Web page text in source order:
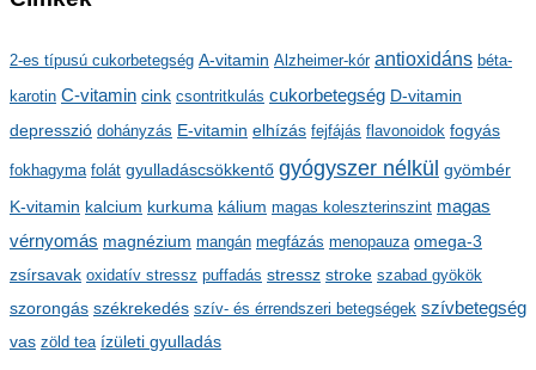
c
í
v
u
m
2-es típusú cukorbetegség A-vitamin Alzheimer-kór antioxidáns béta-
karotin C-vitamin cink csontritkulás cukorbetegség D-vitamin
depresszió dohányzás E-vitamin elhízás fejfájás flavonoidok fogyás
fokhagyma folát gyulladáscsökkentő gyógyszer nélkül gyömbér
K-vitamin kalcium kurkuma kálium magas koleszterinszint magas
vérnyomás magnézium mangán megfázás menopauza omega-3
zsírsavak oxidatív stressz puffadás stressz stroke szabad gyökök
szorongás székrekedés szív- és érrendszeri betegségek szívbetegség
vas zöld tea ízületi gyulladás